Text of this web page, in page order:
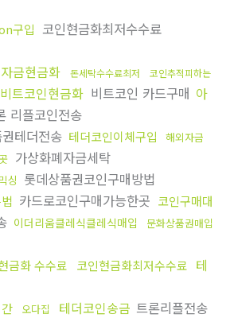
구입 코인현금화최저수수료
금현금화 돈세탁수수료최저
코인추적피하는
비트코인현금화 비트코인 카드구매 아
리플코인전송
테더전송 테더코인이체구입
해외자금
가상화폐자금세탁
싱 롯데상품권코인구매방법
카드로코인구매가능한곳 코인구매대
이더리움클레식클레식매입 문화상품권매입
금화 수수료 코인현금화최저수수료 테
오다집 테더코인송금 트론리플전송